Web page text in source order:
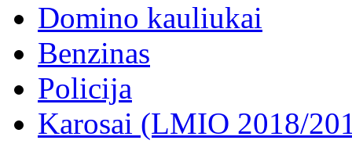
Domino kauliukai
Benzinas
Policija
Karosai (LMIO 2018/